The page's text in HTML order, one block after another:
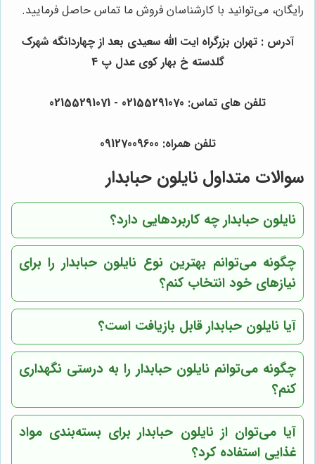
رایگان، می‌توانید با کارشناسان فروش ما تماس حاصل فرمایید.
آدرس : تهران بزرگراه ایت الله سعیدی بعد از چهاردانگه شهرک
گلدسته خ بهار کوی عدل پ 4
تلفن های تماس: 02155291070 - 02155291071
تلفن همراه: 09127009600
سوالات متداول نایلون حبابدار
نایلون حبابدار چه کاربردهایی دارد؟
چگونه می‌توانم بهترین نوع نایلون حبابدار را برای
نیازهای خود انتخاب کنم؟
آیا نایلون حبابدار قابل بازیافت است؟
چگونه می‌توانم نایلون حبابدار را به درستی نگهداری
کنم؟
آیا می‌توان از نایلون حبابدار برای بسته‌بندی مواد
غذایی استفاده کرد؟